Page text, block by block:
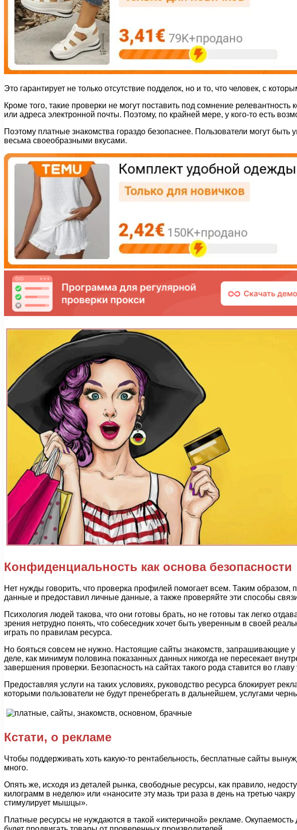
Это гарантирует не только отсутствие подделок, но и то, что человек, с
Кроме того, такие проверки не могут поставить под сомнение
или адреса электронной почты. Поэтому, по крайней мере, у кого-то есть
Поэтому платные знакомства гораздо безопаснее. Пользователи могут
весьма своеобразными вкусами.
Конфиденциальность как основа безопасности
Нет нужды говорить, что проверка профилей помогает всем. Таким образом,
данные и предоставил личные данные, а также проверяйте эти способы
Психология людей такова, что они готовы брать, но не готовы так легко
зрения нетрудно понять, что собеседник хочет быть уверенным в своей
играть по правилам ресурса.
Но бояться совсем не нужно. Настоящие сайты знакомств, запрашивающие
деле, как минимум половина показанных данных никогда не пересекает
завершения проверки. Безопасность на сайтах такого рода ставится во
Предоставляя услуги на таких условиях, руководство ресурса блокирует
которыми пользователи не будут пренебрегать в дальнейшем, услугами
Кстати, о рекламе
Чтобы поддерживать хоть какую-то рентабельность, бесплатные сайты
много.
Опять же, исходя из деталей рынка, свободные ресурсы, как правило,
килограмм в неделю» или «наносите эту мазь три раза в день на третью
стимулирует мышцы».
Платные ресурсы не нуждаются в такой «иктеричной» рекламе. Окупаемость